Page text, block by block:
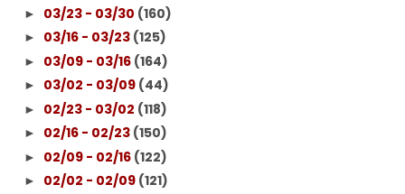
► 03/23 - 03/30 (160)
► 03/16 - 03/23 (125)
► 03/09 - 03/16 (164)
► 03/02 - 03/09 (44)
► 02/23 - 03/02 (118)
► 02/16 - 02/23 (150)
► 02/09 - 02/16 (122)
► 02/02 - 02/09 (121)